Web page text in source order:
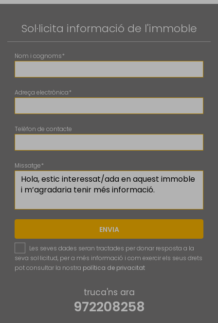
Sol·licita informació de l'immoble
Nom i cognoms*
Adreça electrònica*
Telèfon de contacte
Missatge*
ENVIA
Les seves dades seran tractades per donar resposta a la
seva sol·licitud, per a més informació i com exercir els seus drets
pot consultar la nostra política de privacitat
truca'ns ara
972208258